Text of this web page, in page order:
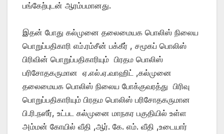
பங்கேற்புடன் ஆரம்பமானது.
இதன் போது கல்முனை தலைமையக பொலிஸ் நிலைய
பொறுப்பதிகாரி எம்.ரம்சீன் பக்கீர் , சமூகப் பொலிஸ்
பிரிவின் பொறுப்பதிகாரியும் பிரதம பொலிஸ்
பரிசோதகருமான ஏ.எல்.ஏ.வாஹிட் ,கல்முனை
தலைமையக பொலிஸ் நிலைய போக்குவரத்து பிரிவு
பொறுப்பதிகாரியும் பிரதம பொலிஸ் பரிசோதகருமான
பி.ரி.நஸீர், உட்பட கல்முனை மாநகர பகுதியில் உள்ள
அம்மன் கோயில் வீதி ,ஆர். கே. எம். வீதி ,உடையார்